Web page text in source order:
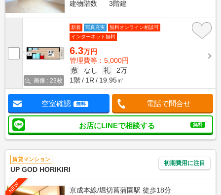
建物階数
3階建
画像 : 23枚
新着 写真充実
無料オンライン相談可
インターネット無料
6.3万円
管理費等：5,000円
敷
なし 礼
2万
1階
1R 19.95㎡
空室確認 無料 電話で問合せ
お店にLINEで相談する 無料
賃貸マンション
UP GOD HORIKIRI
初期費用に注目
NEW
京成本線/堀切菖蒲園駅 徒歩18分